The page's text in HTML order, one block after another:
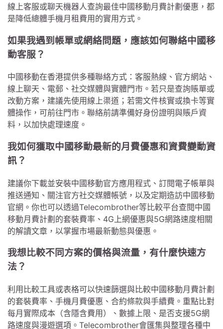
線上客服或聊天機器人查詢最佳中國移動月費計劃優惠，都
是降低總體手機月租費用的實用方式。
如果我遇到帳單或網絡問題，應該如何聯絡中國移
動客服？
中國移動在香港提供多種聯絡方式：客服熱線、官方網站、
線上聊天、電郵、社交媒體與實體門市。若只是查詢賬單或
改動方案，建議先使用線上渠道；若需文件核實或換卡等實
體操作，可前往門市。聯絡前請準備好身份證明與賬戶資
料，以加快處理速度。
我如何獲取中國移動最新的月費優惠和資費變動資
訊？
建議你下載並安裝中國移動官方應用程式、訂閱電子帳單與
推送通知、關注官方社交媒體帳號，以及定期造訪中國移動
官網。你也可以透過Telecombrother等比較平台查閱中國
移動月費計劃的套裝費率、4G上網優惠與5G網路速度相關
的解讀文章，以掌握市場最新動態與優惠。
我想比較不同方案的價格與流量，有什麼快速方
法？
利用比較工具或表格可以快速篩選與比較中國移動月費計劃
的套裝費率、手機月費優惠、合約條款與手續費。重點比對
每月實際成本（含隱含費用）、數據上限、是否支援5G網
路速度與漫遊選項。Telecombrother會匯集與整理各種中